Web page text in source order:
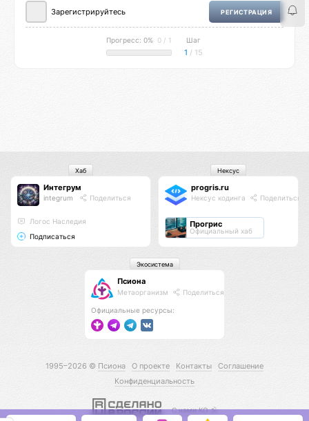
Зарегистрируйтесь РЕГИСТРАЦИЯ
Прогресс: 0% 0 / 1 Шаг
1 / 15
Интегрум
integrum Поделиться
Логос Наследия
Подписаться
Хаб
progris.ru
Нексус кодинга Поделиться
Прогрис
Официальный хаб
Нексус
Псиона
Метаорганизм Поделиться
Официальные ресурсы:
Экосистема
1995–2026 © Псиона О проекте Контакты
Соглашение
Конфиденциальность
С нами КО 🕉️